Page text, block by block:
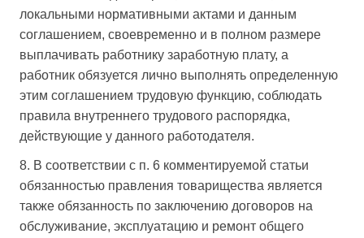
локальными нормативными актами и данным
соглашением, своевременно и в полном размере
выплачивать работнику заработную плату, а
работник обязуется лично выполнять определенную
этим соглашением трудовую функцию, соблюдать
правила внутреннего трудового распорядка,
действующие у данного работодателя.
8. В соответствии с п. 6 комментируемой статьи
обязанностью правления товарищества является
также обязанность по заключению договоров на
обслуживание, эксплуатацию и ремонт общего